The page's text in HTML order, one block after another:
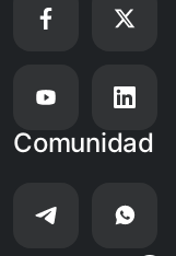
Comunidad